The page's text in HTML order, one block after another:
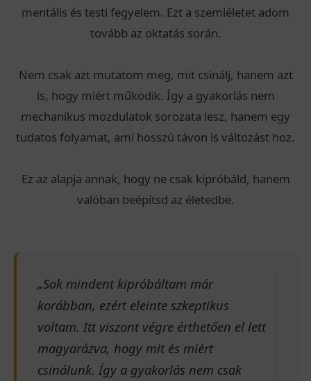
mentális és testi fegyelem. Ezt a szemléletet adom
tovább az oktatás során.
Nem csak azt mutatom meg, mit csinálj, hanem azt
is, hogy miért működik. Így a gyakorlás nem
mechanikus mozdulatok sorozata lesz, hanem egy
tudatos folyamat, ami hosszú távon is változást hoz.
Ez az alapja annak, hogy ne csak kipróbáld, hanem
valóban beépítsd az életedbe.
„Sok mindent kipróbáltam már
korábban, ezért eleinte szkeptikus
voltam. Itt viszont végre érthetően el lett
magyarázva, hogy mit és miért
csinálunk. Így a gyakorlás nem csak